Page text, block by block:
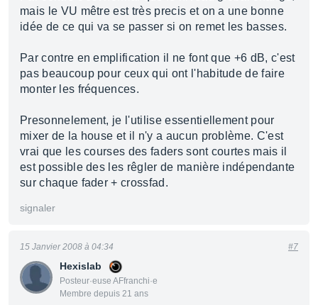
mais le VU mêtre est très precis et on a une bonne
idée de ce qui va se passer si on remet les basses.
Par contre en emplification il ne font que +6 dB, c'est
pas beaucoup pour ceux qui ont l'habitude de faire
monter les fréquences.
Presonnelement, je l'utilise essentiellement pour
mixer de la house et il n'y a aucun problème. C'est
vrai que les courses des faders sont courtes mais il
est possible des les rêgler de manière indépendante
sur chaque fader + crossfad.
signaler
Hexislab
Posteur·euse AFfranchi·e
Membre depuis 21 ans
15 Janvier 2008 à 04:34 #7